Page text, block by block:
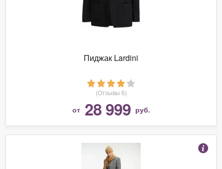
Пиджак Lardini
(Отзывы 6)
от 28 999 руб.